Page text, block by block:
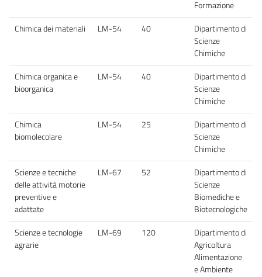
Formazione
Chimica dei materiali
LM-54 40
Dipartimento di
Scienze
Chimiche
Chimica organica e
bioorganica
LM-54 40
Dipartimento di
Scienze
Chimiche
Chimica
biomolecolare
LM-54 25
Dipartimento di
Scienze
Chimiche
Scienze e tecniche
delle attività motorie
preventive e
adattate
LM-67 52
Dipartimento di
Scienze
Biomediche e
Biotecnologiche
Scienze e tecnologie
agrarie
LM-69 120
Dipartimento di
Agricoltura
Alimentazione
e Ambiente